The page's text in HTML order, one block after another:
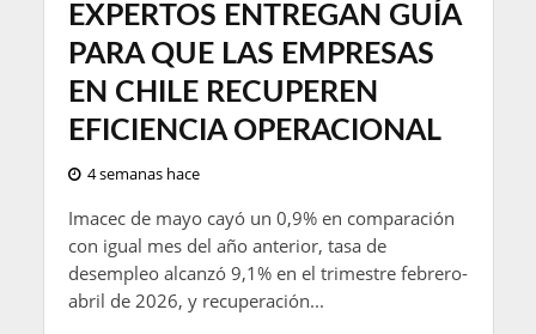
EXPERTOS ENTREGAN GUÍA
PARA QUE LAS EMPRESAS
EN CHILE RECUPEREN
EFICIENCIA OPERACIONAL
4 semanas hace
Imacec de mayo cayó un 0,9% en comparación
con igual mes del año anterior, tasa de
desempleo alcanzó 9,1% en el trimestre febrero-
abril de 2026, y recuperación...